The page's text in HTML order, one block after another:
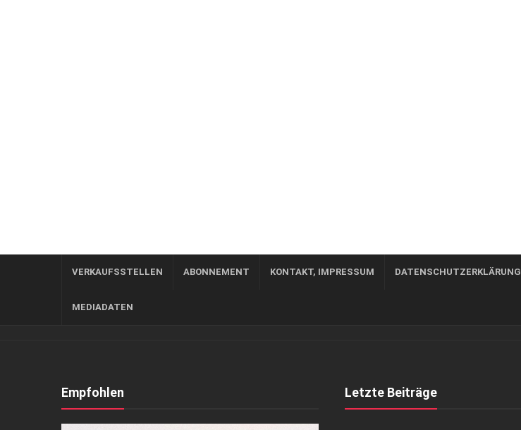
VERKAUFSSTELLEN ABONNEMENT KONTAKT, IMPRESSUM DATENSCHUTZERKLÄRUNG
MEDIADATEN
Empfohlen Letzte Beiträge